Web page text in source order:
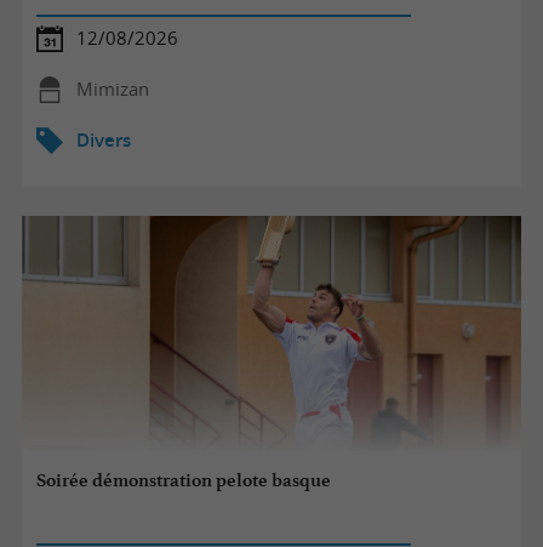
12/08/2026
Mimizan
Divers
Soirée démonstration pelote basque